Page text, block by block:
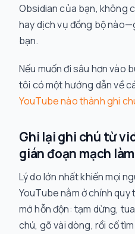
Obsidian của bạn, không
hay dịch vụ đồng bộ
bạn.
Nếu muốn đi sâu hơn vào
tôi có một hướng dẫn về
YouTube nào thành ghi
Ghi lại ghi chú từ
gián đoạn mạch
Lý do lớn nhất khiến mọi
YouTube nằm ở chính quy
mớ hỗn độn: tạm dừng,
chú, gõ vài dòng, rồi cố